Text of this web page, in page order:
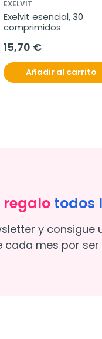
EXELVIT
Exelvit esencial, 30
comprimidos
15,70 €
Añadir al carrito
regalo todos
y consigue
cada mes por